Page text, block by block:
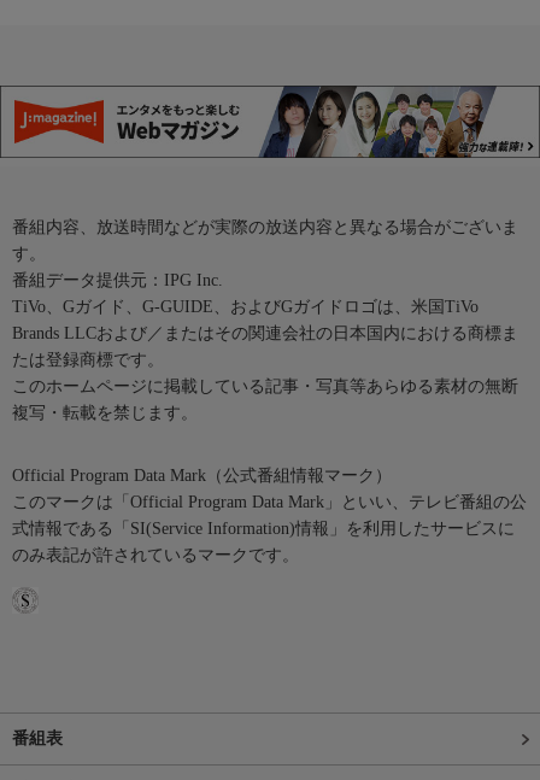
番組内容、放送時間などが実際の放送内容と異なる場合がございま
す。
番組データ提供元：IPG Inc.
TiVo、Gガイド、G-GUIDE、およびGガイドロゴは、米国TiVo
Brands LLCおよび／またはその関連会社の日本国内における商標ま
たは登録商標です。
このホームページに掲載している記事・写真等あらゆる素材の無断
複写・転載を禁じます。
Official Program Data Mark（公式番組情報マーク）
このマークは「Official Program Data Mark」といい、テレビ番組の公
式情報である「SI(Service Information)情報」を利用したサービスに
のみ表記が許されているマークです。
番組表